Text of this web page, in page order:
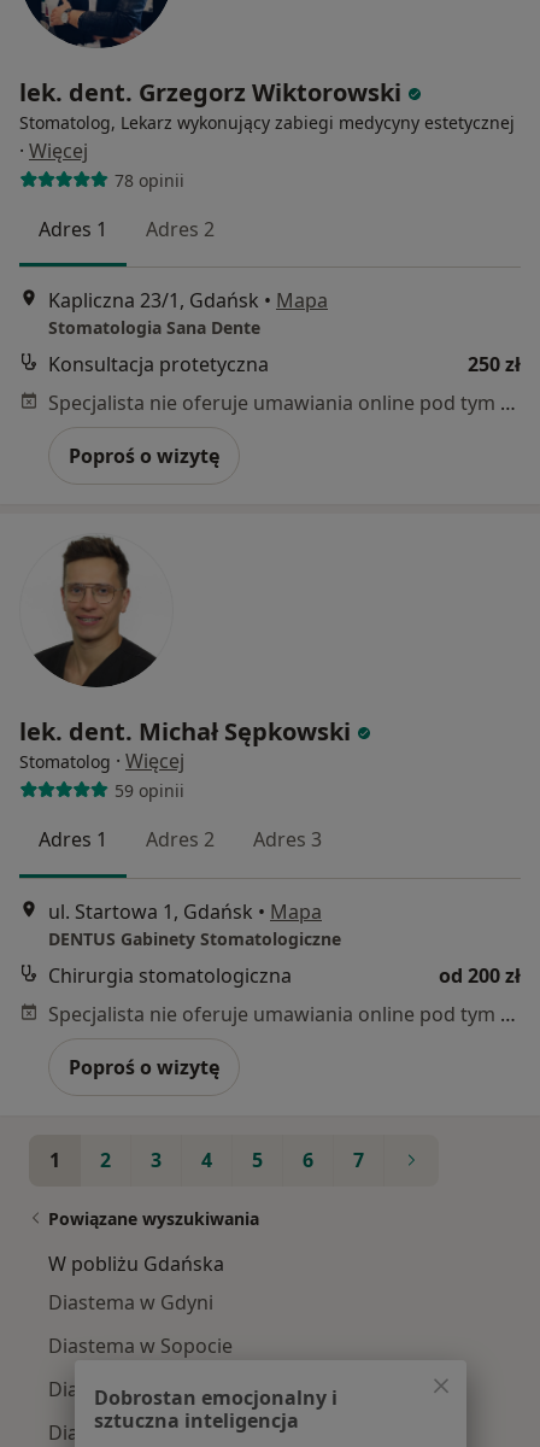
lek. dent. Grzegorz Wiktorowski
Stomatolog, Lekarz wykonujący zabiegi medycyny estetycznej
· Więcej
78 opinii
Adres 1 Adres 2
Kapliczna 23/1, Gdańsk • Mapa
Stomatologia Sana Dente
Konsultacja protetyczna
250 zł
Specjalista nie oferuje umawiania online pod tym adresem.
Poproś o wizytę
lek. dent. Michał Sępkowski
Stomatolog · Więcej
59 opinii
Adres 1 Adres 2 Adres 3
ul. Startowa 1, Gdańsk • Mapa
DENTUS Gabinety Stomatologiczne
Chirurgia stomatologiczna
od 200 zł
Specjalista nie oferuje umawiania online pod tym adresem.
Poproś o wizytę
1 2 3 4 5 6 7
Powiązane wyszukiwania
W pobliżu Gdańska
Diastema w Gdyni
Diastema w Sopocie
Diastema w Rumi
Diastema w Wejherowie
Dobrostan emocjonalny i
sztuczna inteligencja